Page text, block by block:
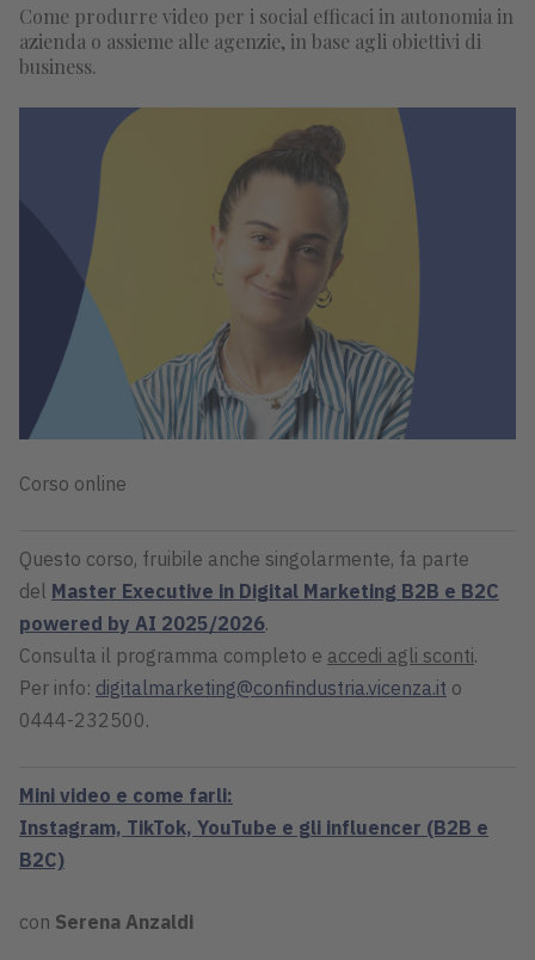
Come produrre video per i social efficaci in autonomia in
azienda o assieme alle agenzie, in base agli obiettivi di
business.
Corso online
Questo corso, fruibile anche singolarmente, fa parte
del Master Executive in Digital Marketing B2B e B2C
powered by AI 2025/2026.
Consulta il programma completo e accedi agli sconti.
Per info: digitalmarketing@confindustria.vicenza.it o
0444-232500.
Mini video e come farli:
Instagram, TikTok, YouTube e gli influencer (B2B e
B2C)
con Serena Anzaldi